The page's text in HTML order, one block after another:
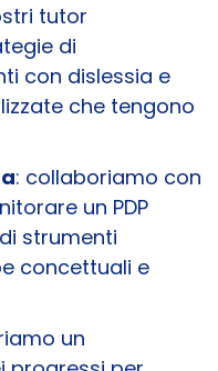
tutor
di
con dislessia e
che tengono
: collaboriamo con
un PDP
strumenti
concettuali e
un